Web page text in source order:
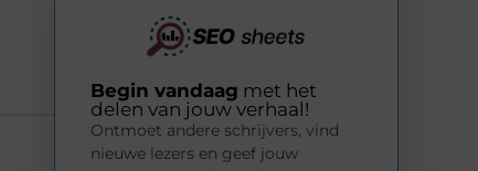
Begin vandaag met het
delen van jouw verhaal!
Ontmoet andere schrijvers, vind
nieuwe lezers en geef jouw